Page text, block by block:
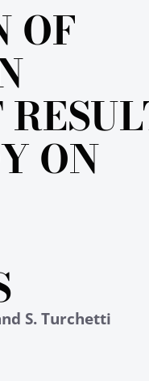
OF
ON
S. Turchetti